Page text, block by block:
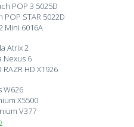
POP 3 5025D
STAR 5022D
Mini 6016A
Atrix 2
Nexus 6
HD XT926
W626
X5500
V377